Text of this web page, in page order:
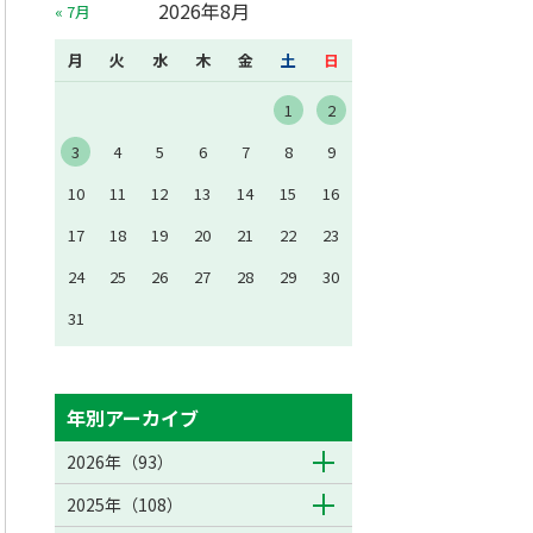
2026年8月
月 火 水 木 金 土 日
1
2
3
4 5 6 7 8
9
10
11 12 13 14 15
16
17
18 19 20 21 22
23
24
25 26 27 28 29
30
31
« 7月
年別アーカイブ
2026年（93）
2025年（108）